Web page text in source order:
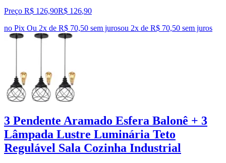
Preço R$ 126,90R$ 126,90
no Pix Ou 2x de R$ 70,50 sem jurosou 2x de R$ 70,50 sem juros
3 Pendente Aramado Esfera Balonê + 3
Lâmpada Lustre Luminária Teto
Regulável Sala Cozinha Industrial